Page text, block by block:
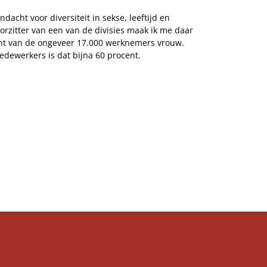
voor diversiteit in sekse, leeftijd en
van een van de divisies maak ik me daar
van de ongeveer 17.000 werknemers vrouw.
is dat bijna 60 procent.